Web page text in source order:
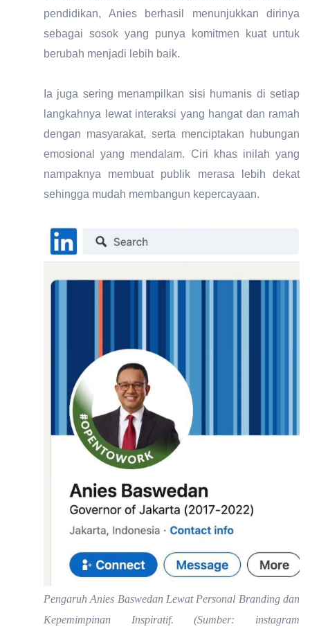
pendidikan, Anies berhasil menunjukkan dirinya
sebagai sosok yang punya komitmen kuat untuk
berubah menjadi lebih baik.
Ia juga sering menampilkan sisi humanis di setiap
langkahnya lewat interaksi yang hangat dan ramah
dengan masyarakat, serta menciptakan hubungan
emosional yang mendalam. Ciri khas inilah yang
nampaknya membuat publik merasa lebih dekat
sehingga mudah membangun kepercayaan.
Pengaruh Anies Baswedan Lewat Personal Branding dan
Kepemimpinan Inspiratif. (Sumber: instagram